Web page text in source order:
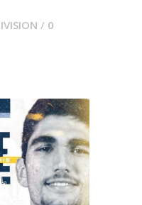
/ 0